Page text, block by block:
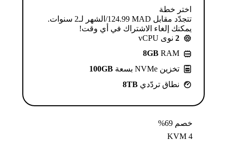
اختر خطة
تتجدّد مقابل MAD ⁦124.99⁩/الشهر لـ2 سنوات.
يمكنك إلغاء الاشتراك في أي وقت!
2 نوى vCPU
8GB RAM
تخزين NVMe بسعة
100GB
نطاق تردّدي 8TB
خصم 69%
KVM 4